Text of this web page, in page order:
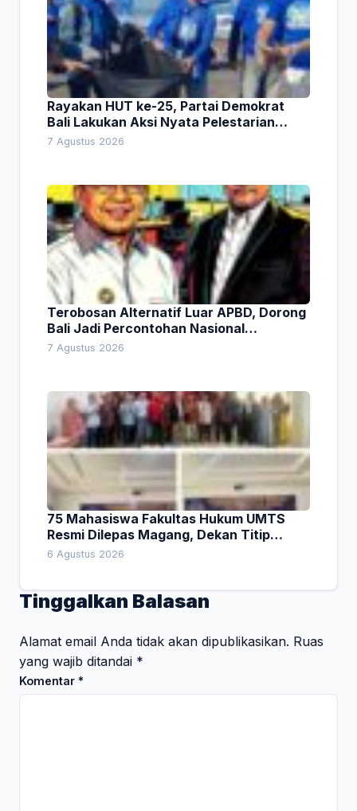
Rayakan HUT ke-25, Partai Demokrat
Bali Lakukan Aksi Nyata Pelestarian
Lingkungan
7 Agustus 2026
Terobosan Alternatif Luar APBD, Dorong
Bali Jadi Percontohan Nasional
Pembiayaan Daerah
7 Agustus 2026
75 Mahasiswa Fakultas Hukum UMTS
Resmi Dilepas Magang, Dekan Titip
Empat Pesan Penting
6 Agustus 2026
Tinggalkan Balasan
Alamat email Anda tidak akan dipublikasikan. Ruas
yang wajib ditandai *
Komentar *